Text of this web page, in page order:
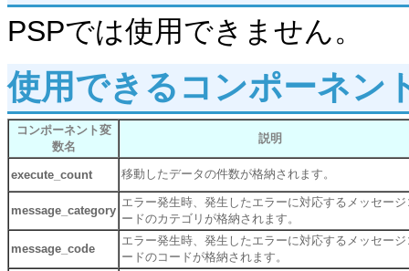
PSPでは使用できません。
使用できるコンポーネン
コンポーネント変
数名
説明
execute_count 移動したデータの件数が格納されます。
message_category
エラー発生時、発生したエラーに対応するメッセージ
ードのカテゴリが格納されます。
message_code
エラー発生時、発生したエラーに対応するメッセージ
ードのコードが格納されます。